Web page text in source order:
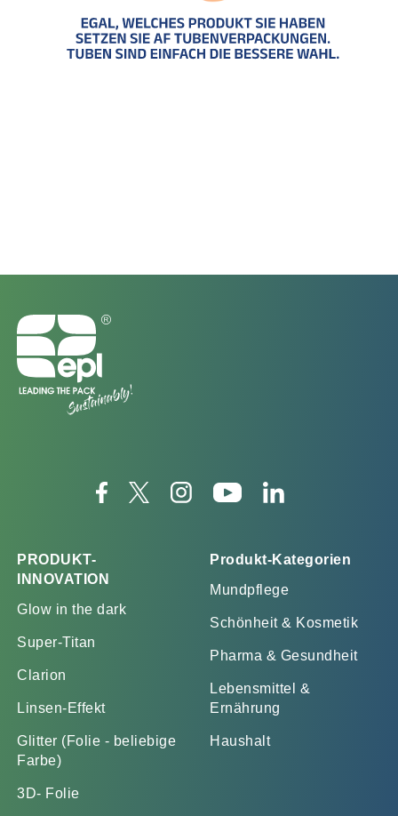
PRODUKT-
INNOVATION
Glow in the dark
Super-Titan
Clarion
Linsen-Effekt
Glitter (Folie - beliebige
Farbe)
3D- Folie
Produkt-Kategorien
Mundpflege
Schönheit & Kosmetik
Pharma & Gesundheit
Lebensmittel &
Ernährung
Haushalt